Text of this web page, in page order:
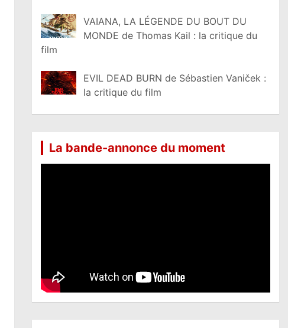
VAIANA, LA LÉGENDE DU BOUT DU
MONDE de Thomas Kail : la critique du
film
EVIL DEAD BURN de Sébastien Vaniček :
la critique du film
La bande-annonce du moment